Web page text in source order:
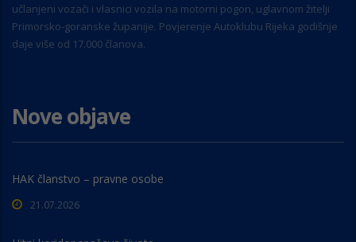
učlanjeni vozači i vlasnici vozila na motorni pogon, uglavnom žitelji
Primorsko-goranske županije. Povjerenje Autoklubu Rijeka godišnje
daje više od 17.000 članova.
Nove objave
HAK članstvo – pravne osobe
21.07.2026